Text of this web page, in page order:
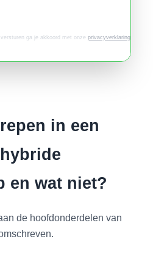
ga je akkoord met onze privacyverklaring.
in een
en wat niet?
de hoofdonderdelen van